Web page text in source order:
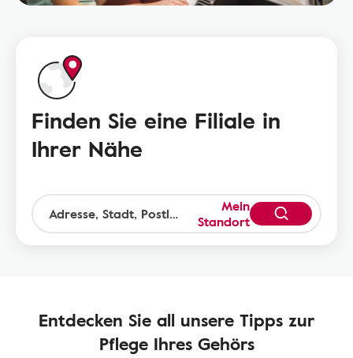
Finden Sie eine Filiale in
Ihrer Nähe
Mein
Standort
Entdecken Sie all unsere Tipps zur
Pflege Ihres Gehörs